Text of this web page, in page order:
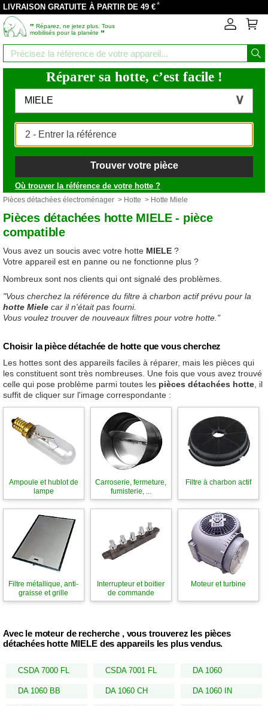
LIVRAISON GRATUITE À PARTIR DE 49 €*
‟ Réparez, ne jetez plus. Tous
mobilisés pour la planète ”
Réparer sa hotte, c’est facile !
MIELE
Trouver votre pièce
Où trouver la référence de votre hotte ?
Pièces détachées électroménager > Hotte > Hotte Miele
Pièces détachées hotte MIELE - pièce
compatible
Vous avez un soucis avec votre hotte MIELE ?
Votre appareil est en panne ou ne fonctionne plus ?
Nombreux sont nos clients qui ont signalé des problèmes.
"Vous cherchez la référence du filtre à charbon actif prévu pour la
hotte Miele car il n'était pas fourni.
Vous voulez trouver de nouveaux filtres pour votre hotte."
Choisir la pièce détachée de hotte que vous cherchez
Les hottes sont des appareils faciles à réparer, mais les pièces qui
les constituent sont très nombreuses. Une fois que vous avez trouvé
celle qui pose problème parmi toutes les pièces détachées hotte , il
suffit de cliquer sur l'image correspondante :
Ampoule et hublot de
lampe
Carroserie, fermeture,
fumisterie, ...
Filtre à charbon actif
Filtre métallique, anti-
graisse et grille
Interrupteur et boitier
de commande
Moteur et turbine
Avec le moteur de recherche , vous trouverez les pièces
détachées hotte MIELE des appareils les plus vendus.
CSDA 7000 FL CSDA 7001 FL DA 1060
DA 1060 BB DA 1060 CH DA 1060 IN